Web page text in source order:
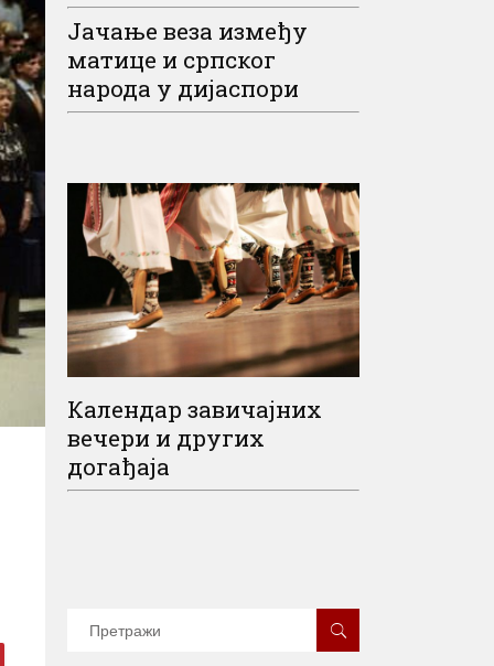
Јачање веза између
матице и српског
народа у дијаспори
Календар завичајних
вечери и других
догађаја